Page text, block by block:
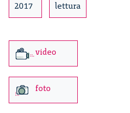
2017
lettura
video
foto